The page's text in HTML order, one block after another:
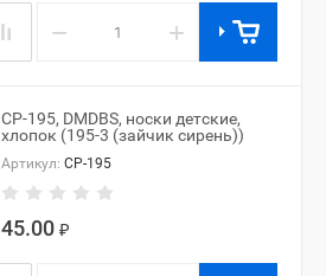
− +
CP-195, DMDBS, носки детские,
хлопок (195-3 (зайчик сирень))
Артикул: CP-195
45.00 ₽